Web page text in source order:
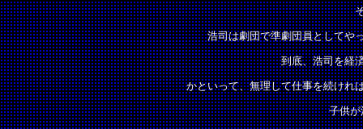
浩司は劇団で準劇団員としてや
到底、浩司を経
かといって、無理して仕事を続けれ
子供が